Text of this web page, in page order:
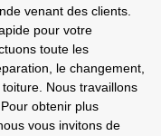
venant des clients.
pour votre
toute les
le changement,
Nous travaillons
obtenir plus
vous invitons de